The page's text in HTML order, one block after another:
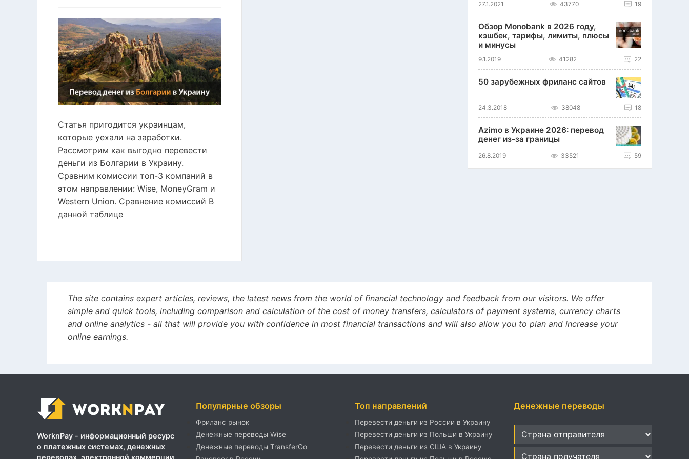
Статья пригодится украинцам,
которые уехали на заработки.
Рассмотрим как выгодно перевести
деньги из Болгарии в Украину.
Сравним комиссии топ-3 компаний в
этом направлении: Wise, MoneyGram и
Western Union. Сравнение комиссий В
данной таблице
27.1.2021 43770 19
Обзор Monobank в 2026 году,
кэшбек, тарифы, лимиты, плюсы
и минусы
9.1.2019 41282 22
50 зарубежных фриланс сайтов
24.3.2018 38048 18
Azimo в Украине 2026: перевод
денег из-за границы
26.8.2019 33521 59
The site contains expert articles, reviews, the latest news from the world of financial technology and feedback from our visitors. We offer
simple and quick tools, including comparison and calculation of the cost of money transfers, calculators of payment systems, currency charts
and online analytics - all that will provide you with confidence in most financial transactions and will also allow you to plan and increase your
online earnings.
WorknPay - информационный ресурс
о платежных системах, денежных
переводах, электронной коммерции
Популярные обзоры
Фриланс рынок
Денежные переводы Wise
Денежные переводы TransferGo
Топ направлений
Перевести деньги из России в Украину
Перевести деньги из Польши в Украину
Перевести деньги из США в Украину
Денежные переводы